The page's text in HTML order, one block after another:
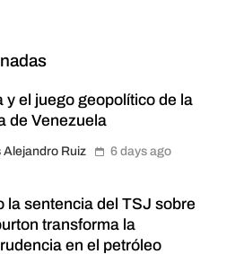
y el juego geopolítico de la
de Venezuela
Alejandro Ruiz 6 days ago
la sentencia del TSJ sobre
transforma la
en el petróleo